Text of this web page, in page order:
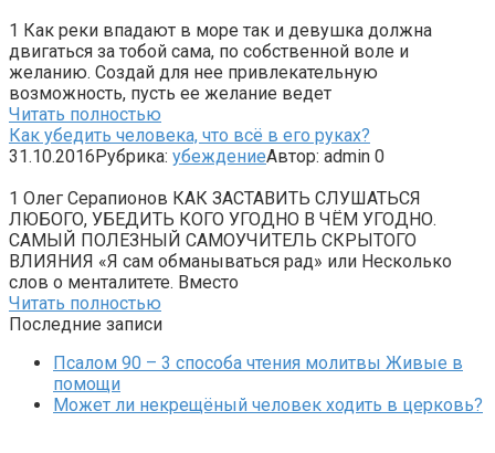
1 Как реки впадают в море так и девушка должна
двигаться за тобой сама, по собственной воле и
желанию. Создай для нее привлекательную
возможность, пусть ее желание ведет
Читать полностью
Как убедить человека, что всё в его руках?
31.10.2016Рубрика: убеждениеАвтор: admin 0
1 Олег Серапионов КАК ЗАСТАВИТЬ СЛУШАТЬСЯ
ЛЮБОГО, УБЕДИТЬ КОГО УГОДНО В ЧЁМ УГОДНО.
САМЫЙ ПОЛЕЗНЫЙ САМОУЧИТЕЛЬ СКРЫТОГО
ВЛИЯНИЯ «Я сам обманываться рад» или Несколько
слов о менталитете. Вместо
Читать полностью
Последние записи
Псалом 90 – 3 способа чтения молитвы Живые в
помощи
Может ли некрещёный человек ходить в церковь?